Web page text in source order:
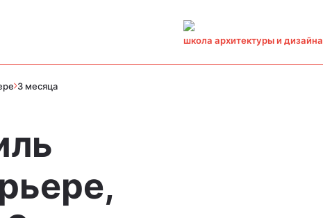
школа архитектуры и дизайна
3 месяца